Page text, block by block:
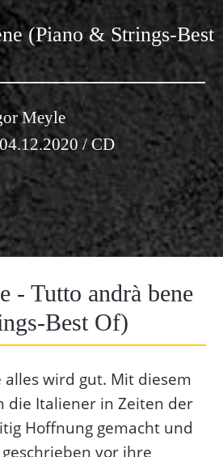
(Piano & Strings-Best
Meyle
/ CD
- Tutto andrà bene
Best Of)
wird gut. Mit diesem
die Italiener in Zeiten der
Hoffnung gemacht und
vor ihre